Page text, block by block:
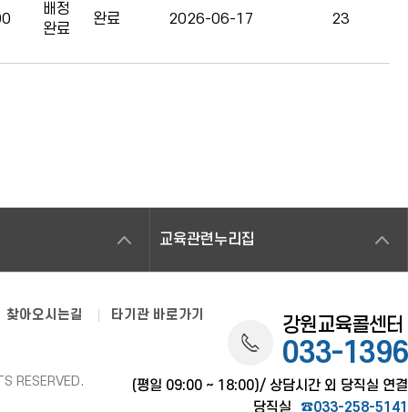
배정
완료
완료 2026-06-17 23
교육관련누리집
찾아오시는길 타기관 바로가기
RESERVED.
강원교육콜센터
033-1396
(평일 09:00 ~ 18:00)/ 상담시간 외 당직실 연결
당직실
☎033-258-5141